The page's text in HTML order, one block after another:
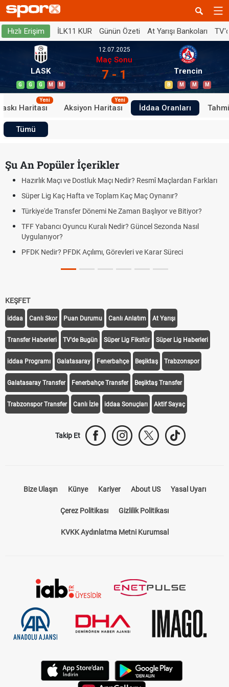
Hızlı Erişim İLK11 KUR Günün Özeti At Yarışı Bankoları
LASK
G G G M M
12.07.2025
Maç Sonu
7 - 1 Trencin
B M M M
Haritası
Yeni
Aksiyon Haritası
Yeni
İddaa Oranları
Tümü
Şu An Popüler İçerikler
Hazırlık Maçı ve Dostluk Maçı Nedir? Resmî Maçlardan Farkları
Süper Lig Kaç Hafta ve Toplam Kaç Maç Oynanır?
Türkiye'de Transfer Dönemi Ne Zaman Başlıyor ve Bitiyor?
TFF Yabancı Oyuncu Kuralı Nedir? Güncel Sezonda Nasıl
Uygulanıyor?
PFDK Nedir? PFDK Açılımı, Görevleri ve Karar Süreci
KEŞFET
iddaa Canlı Skor Puan Durumu Canlı Anlatım At Yarışı
Transfer Haberleri TV'de Bugün Süper Lig Fikstür Süper Lig Haberleri
iddaa Programı Galatasaray Fenerbahçe Beşiktaş Trabzonspor
Galatasaray Transfer Fenerbahçe Transfer Beşiktaş Transfer
Trabzonspor Transfer Canlı İzle iddaa Sonuçları Aktif Sayaç
Takip Et
Bize Ulaşın Künye Kariyer About US Yasal Uyarı
Çerez Politikası Gizlilik Politikası
KVKK Aydınlatma Metni Kurumsal